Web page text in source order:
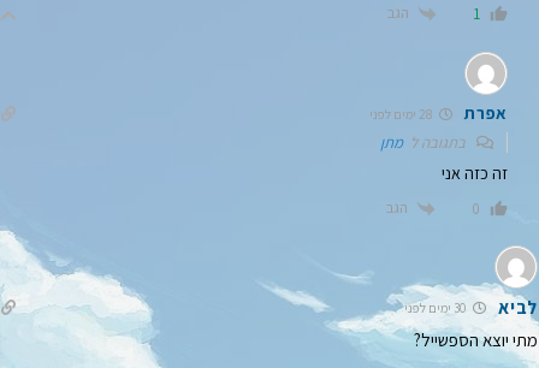
1 הגב
אפרת
בתגובה למתן
זה כזה אני
0 הגב
לביא
מתי יוצא הספשייל?